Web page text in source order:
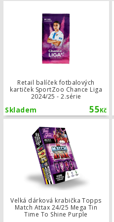
Retail balíček fotbalových
kartiček SportZoo Chance Liga
2024/25 - 2.série
55Kč
Skladem
Velká dárková krabička Topps
Match Attax 24/25 Mega Tin
Time To Shine Purple